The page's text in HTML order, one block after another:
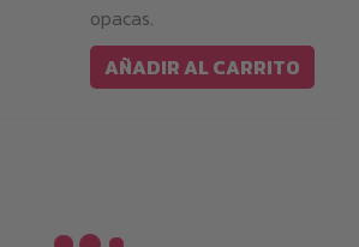
opacas.
AÑADIR AL CARRITO